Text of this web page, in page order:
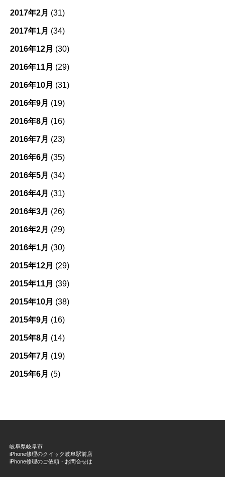
2017年2月 (31)
2017年1月 (34)
2016年12月 (30)
2016年11月 (29)
2016年10月 (31)
2016年9月 (19)
2016年8月 (16)
2016年7月 (23)
2016年6月 (35)
2016年5月 (34)
2016年4月 (31)
2016年3月 (26)
2016年2月 (29)
2016年1月 (30)
2015年12月 (29)
2015年11月 (39)
2015年10月 (38)
2015年9月 (16)
2015年8月 (14)
2015年7月 (19)
2015年6月 (5)
岐阜県岐阜市
iPhone修理のクイック岐阜駅前店
iPhone修理のご依頼・お問合せは